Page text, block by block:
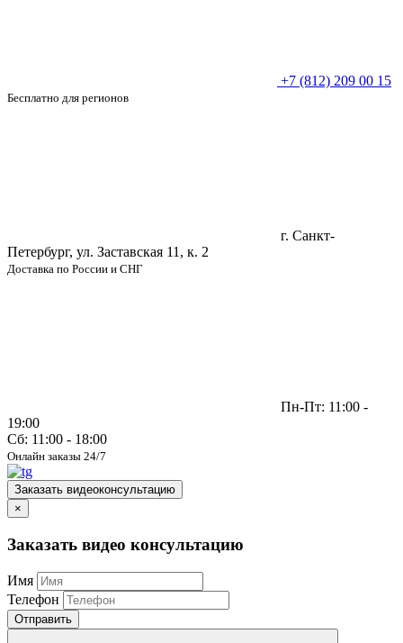
+7 (812) 209 00 15
Бесплатно для регионов
г. Санкт-
Петербург, ул. Заставская 11, к. 2
Доставка по России и СНГ
Пн-Пт: 11:00 -
19:00
Сб: 11:00 - 18:00
Онлайн заказы 24/7
Заказать видеоконсультацию
×
Заказать видео консультацию
Имя
Телефон
Отправить